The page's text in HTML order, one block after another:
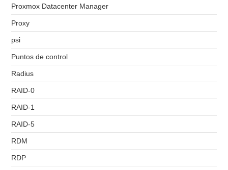
Proxmox Datacenter Manager
Proxy
psi
Puntos de control
Radius
RAID-0
RAID-1
RAID-5
RDM
RDP